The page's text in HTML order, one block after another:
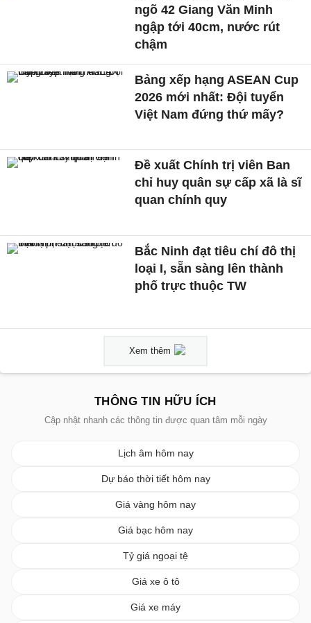
ngõ 42 Giang Văn Minh
ngập tới 40cm, nước rút
chậm
Bảng xếp hạng ASEAN Cup
2026 mới nhất: Đội tuyển
Việt Nam đứng thứ mấy?
Đề xuất Chính trị viên Ban
chỉ huy quân sự cấp xã là sĩ
quan chính quy
Bắc Ninh đạt tiêu chí đô thị
loại I, sẵn sàng lên thành
phố trực thuộc TW
Xem thêm
THÔNG TIN HỮU ÍCH
Cập nhật nhanh các thông tin được quan tâm mỗi ngày
Lịch âm hôm nay
Dự báo thời tiết hôm nay
Giá vàng hôm nay
Giá bạc hôm nay
Tỷ giá ngoại tệ
Giá xe ô tô
Giá xe máy